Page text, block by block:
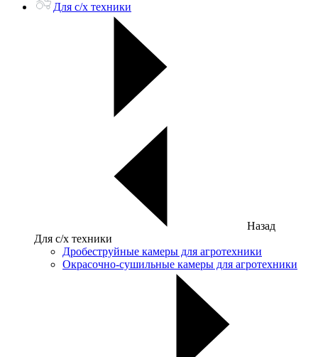
Для с/х техники
Назад
Для с/х техники
Дробеструйные камеры для агротехники
Окрасочно-сушильные камеры для агротехники